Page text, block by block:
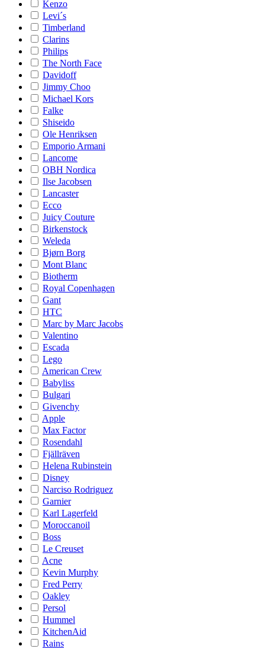
Kenzo
Levi´s
Timberland
Clarins
Philips
The North Face
Davidoff
Jimmy Choo
Michael Kors
Falke
Shiseido
Ole Henriksen
Emporio Armani
Lancome
OBH Nordica
Ilse Jacobsen
Lancaster
Ecco
Juicy Couture
Birkenstock
Weleda
Bjørn Borg
Mont Blanc
Biotherm
Royal Copenhagen
Gant
HTC
Marc by Marc Jacobs
Valentino
Escada
Lego
American Crew
Babyliss
Bulgari
Givenchy
Apple
Max Factor
Rosendahl
Fjällräven
Helena Rubinstein
Disney
Narciso Rodriguez
Garnier
Karl Lagerfeld
Moroccanoil
Boss
Le Creuset
Acne
Kevin Murphy
Fred Perry
Oakley
Persol
Hummel
KitchenAid
Rains